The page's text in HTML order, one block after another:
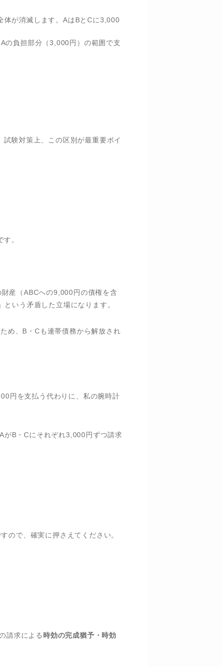
体が消滅します。AはBとCに3,000
の負担部分（3,000円）の範囲で支
験対策上、この区別が最重要ポイ
。
産（ABCへの9,000円の債権を含
いう矛盾した立場になります。
め、B・Cも連帯債務から解放され
円を支払う代わりに、私の腕時計
がB・Cにそれぞれ3,000円ずつ請求
ので、確実に押さえてください。
請求による 時効の完成猶予・時効